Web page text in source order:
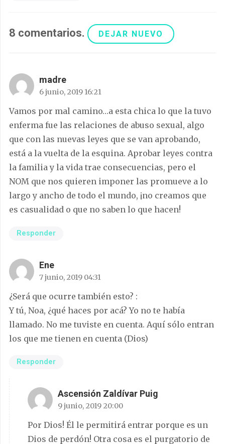
8 comentarios. DEJAR NUEVO
madre
6 junio, 2019 16:21
Vamos por mal camino…a esta chica lo que la tuvo
enferma fue las relaciones de abuso sexual, algo
que con las nuevas leyes que se van aprobando,
está a la vuelta de la esquina. Aprobar leyes contra
la familia y la vida trae consecuencias, pero el
NOM que nos quieren imponer las promueve a lo
largo y ancho de todo el mundo, ¡no creamos que
es casualidad o que no saben lo que hacen!
Responder
Ene
7 junio, 2019 04:31
¿Será que ocurre también esto? :
Y tú, Noa, ¿qué haces por acá? Yo no te había
llamado. No me tuviste en cuenta. Aquí sólo entran
los que me tienen en cuenta (Dios)
Responder
Ascensión Zaldívar Puig
9 junio, 2019 20:00
Por Dios! Él le permitirá entrar porque es un
Dios de perdón! Otra cosa es el purgatorio de